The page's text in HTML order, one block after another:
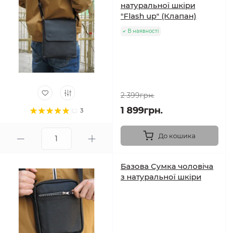
3
натуральної шкіри
"Flash up" (Клапан)
В наявності
2 399грн.
1 899грн.
До кошика
Базова Сумка чоловіча
з натуральної шкіри